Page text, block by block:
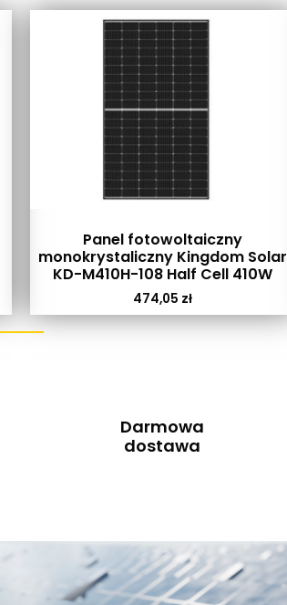
Panel fotowoltaiczny
monokrystaliczny Kingdom Solar
KD-M410H-108 Half Cell 410W
474,05 zł
Darmowa
dostawa